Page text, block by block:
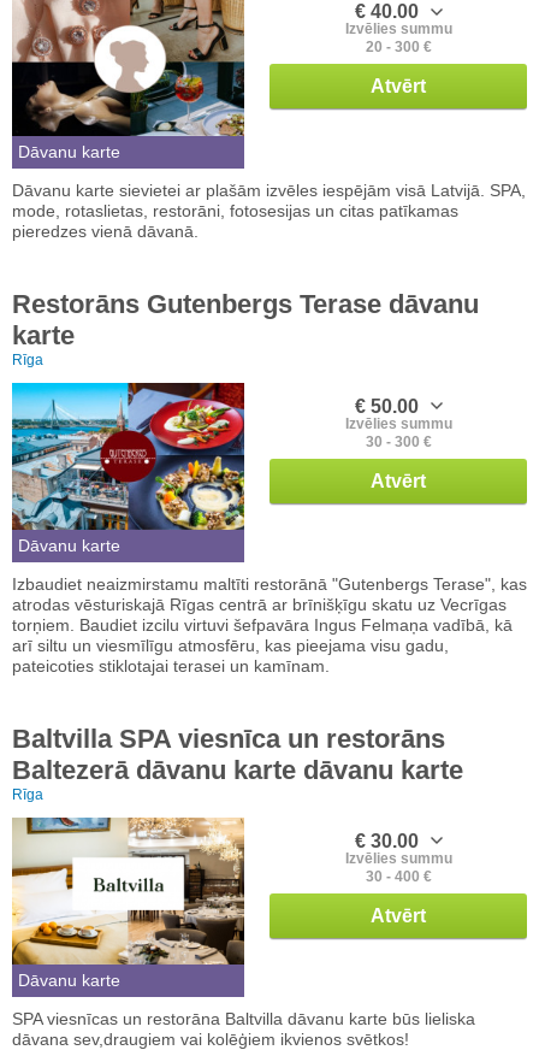
Dāvanu karte
€ 40.00
Izvēlies summu
20 - 300 €
Atvērt
Dāvanu karte sievietei ar plašām izvēles iespējām visā Latvijā. SPA,
mode, rotaslietas, restorāni, fotosesijas un citas patīkamas
pieredzes vienā dāvanā.
Restorāns Gutenbergs Terase dāvanu
karte
Rīga
Dāvanu karte
€ 50.00
Izvēlies summu
30 - 300 €
Atvērt
Izbaudiet neaizmirstamu maltīti restorānā "Gutenbergs Terase", kas
atrodas vēsturiskajā Rīgas centrā ar brīnišķīgu skatu uz Vecrīgas
torņiem. Baudiet izcilu virtuvi šefpavāra Ingus Felmaņa vadībā, kā
arī siltu un viesmīlīgu atmosfēru, kas pieejama visu gadu,
pateicoties stiklotajai terasei un kamīnam.
Baltvilla SPA viesnīca un restorāns
Baltezerā dāvanu karte dāvanu karte
Rīga
Dāvanu karte
€ 30.00
Izvēlies summu
30 - 400 €
Atvērt
SPA viesnīcas un restorāna Baltvilla dāvanu karte būs lieliska
dāvana sev,draugiem vai kolēģiem ikvienos svētkos!